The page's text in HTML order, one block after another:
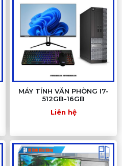
MÁY TÍNH VĂN PHÒNG I7-
512GB-16GB
Liên hệ